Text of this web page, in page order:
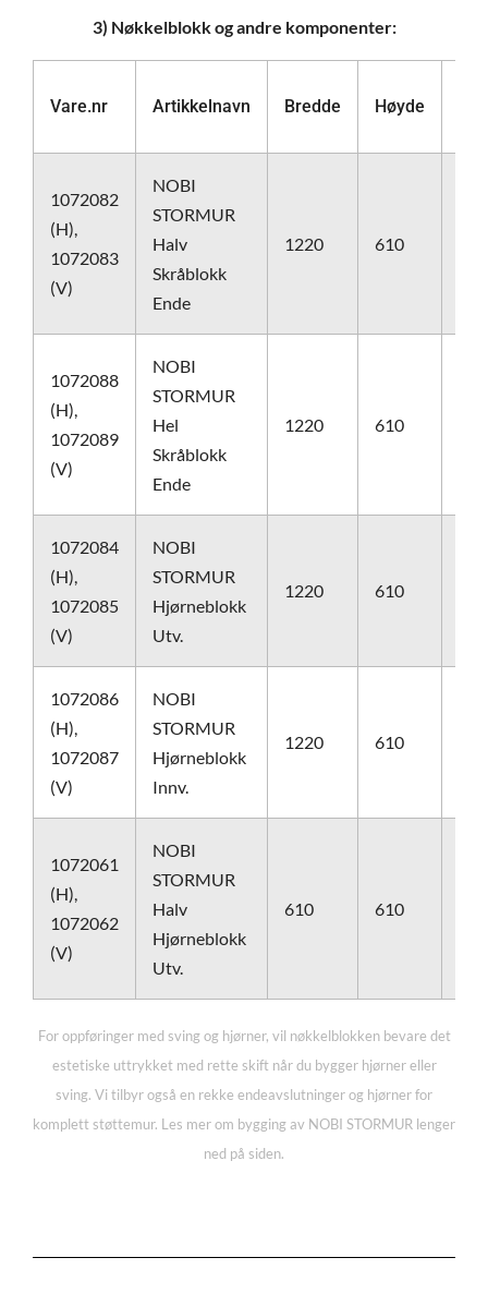
3) Nøkkelblokk og andre komponenter:
Vare.nr Artikkelnavn Bredde Høyde
1072082
(H),
1072083
(V)
NOBI
STORMUR
Halv
Skråblokk
Ende
1220 610
1072088
(H),
1072089
(V)
NOBI
STORMUR
Hel
Skråblokk
Ende
1220 610
1072084
(H),
1072085
(V)
NOBI
STORMUR
Hjørneblokk
Utv.
1220 610
1072086
(H),
1072087
(V)
NOBI
STORMUR
Hjørneblokk
Innv.
1220 610
1072061
(H),
1072062
(V)
NOBI
STORMUR
Halv
Hjørneblokk
Utv.
610 610
For oppføringer med sving og hjørner, vil nøkkelblokken bevare det
estetiske uttrykket med rette skift når du bygger hjørner eller
sving. Vi tilbyr også en rekke endeavslutninger og hjørner for
komplett støttemur. Les mer om bygging av NOBI STORMUR lenger
ned på siden.